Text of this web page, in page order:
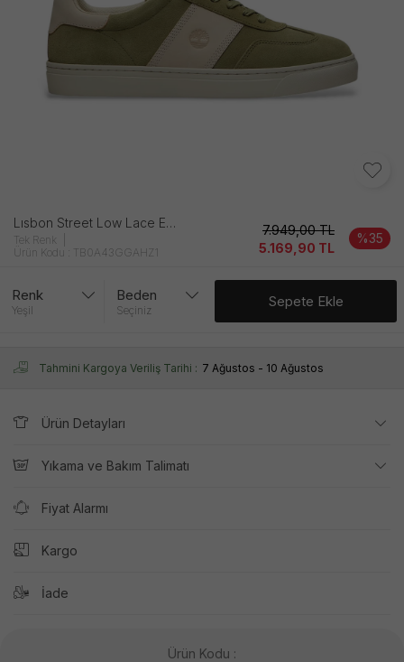
Lısbon Street Low Lace Erkek Yeşi̇l Ayakkabı
Tek Renk
Ürün Kodu : TB0A43GGAHZ1
7.949,00TL
5.169,90 TL
%35
Renk
Yeşil
Beden
Seçiniz
Sepete Ekle
Tahmini Kargoya Veriliş Tarihi : 7 Ağustos - 10 Ağustos
Ürün Detayları
Yıkama ve Bakım Talimatı
Fiyat Alarmı
Kargo
İade
Ürün Kodu :